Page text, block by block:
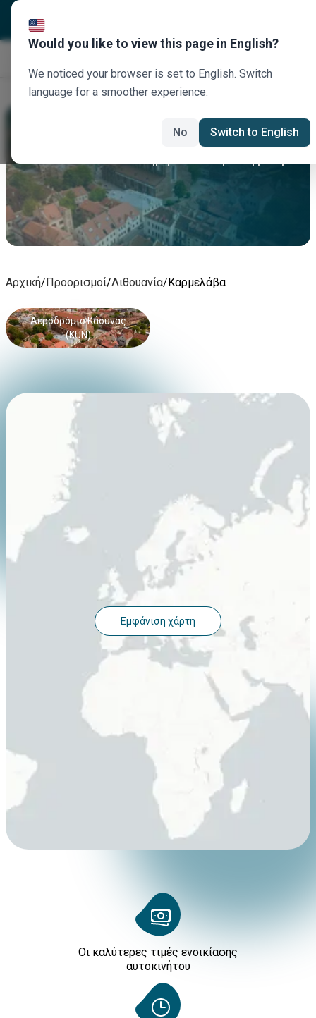
Καρμελάβα Ενοικίαση Αυτοκινήτου
Αρχική/Προορισμοί/Λιθουανία/Καρμελάβα
Αεροδρόμιο Κάουνας
(KUN)
Εμφάνιση χάρτη
Οι καλύτερες τιμές ενοικίασης
αυτοκινήτου
Would you like to view this page in English?
We noticed your browser is set to English. Switch
language for a smoother experience.
No Switch to English